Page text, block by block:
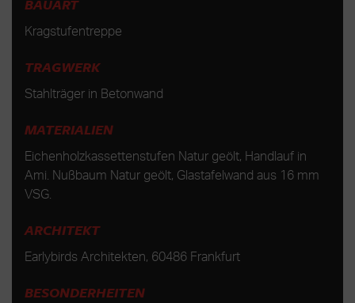
BAUART
Kragstufentreppe
TRAGWERK
Stahlträger in Betonwand
MATERIALIEN
Eichenholzkassettenstufen Natur geölt, Handlauf in
Ami. Nußbaum Natur geölt, Glastafelwand aus 16 mm
VSG.
ARCHITEKT
Earlybirds Architekten, 60486 Frankfurt
BESONDERHEITEN